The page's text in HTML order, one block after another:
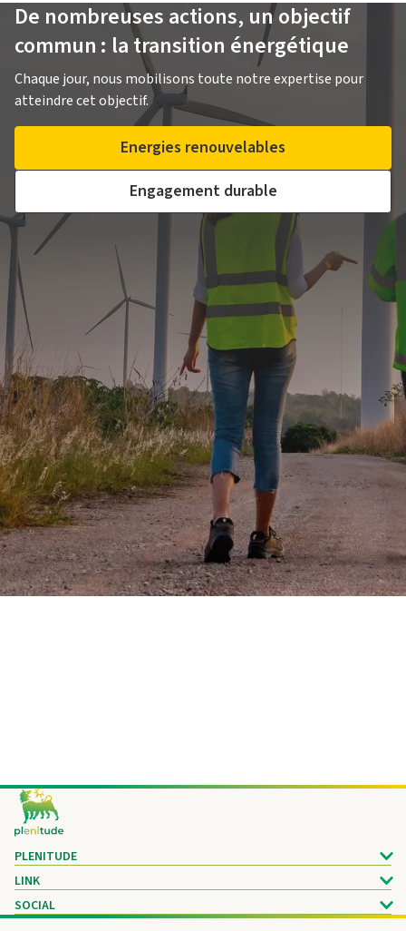
De nombreuses actions, un objectif
commun : la transition énergétique
Chaque jour, nous mobilisons toute notre expertise pour
atteindre cet objectif.
Energies renouvelables
Engagement durable
Footer
PLENITUDE
LINK
SOCIAL